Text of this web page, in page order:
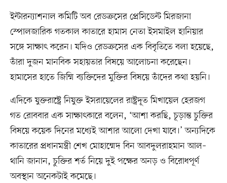
ইন্টারন্যাশনাল কমিটি অব রেডক্রসের প্রেসিডেন্ট মিরজানা
স্পোলজারিক গতকাল কাতারে হামাস নেতা ইসমাইল হানিয়ার
সঙ্গে সাক্ষাৎ করেন। যদিও রেডক্রসের এক বিবৃতিতে বলা হয়েছে,
তাঁরা দুজন মানবিক সহায়তার বিষয়ে আলোচনা করেছেন।
হামাসের হাতে জিম্মি ব্যক্তিদের মুক্তির বিষয়ে তাঁদের কথা হয়নি।
এদিকে যুক্তরাষ্ট্রে নিযুক্ত ইসরায়েলের রাষ্ট্রদূত মিখায়েল হেরজগ
গত রোববার এক সাক্ষাৎকারে বলেন, ‘আশা করছি, চূড়ান্ত চুক্তির
বিষয়ে কয়েক দিনের মধ্যেই আশার আলো দেখা যাবে।’ অন্যদিকে
কাতারের প্রধানমন্ত্রী শেখ মোহাম্মেদ বিন আবদুলরাহমান আল–
থানি জানান, চুক্তির শর্ত নিয়ে দুই পক্ষের অনড় ও বিরোধপূর্ণ
অবস্থান অনেকটাই কমেছে।